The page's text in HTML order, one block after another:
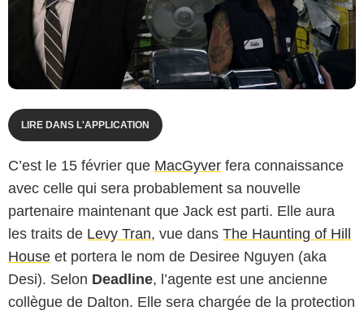
LIRE DANS L'APPLICATION
C’est le 15 février que MacGyver fera connaissance
avec celle qui sera probablement sa nouvelle
partenaire maintenant que Jack est parti. Elle aura
les traits de Levy Tran, vue dans The Haunting of Hill
House et portera le nom de Desiree Nguyen (aka
Desi). Selon Deadline, l’agente est une ancienne
collègue de Dalton. Elle sera chargée de la protection